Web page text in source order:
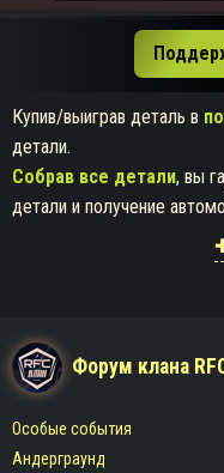
Купив/выиграв деталь в
детали.
Собрав все детали, вы
детали и получение
Форум клана
Особые события
Андерграунд